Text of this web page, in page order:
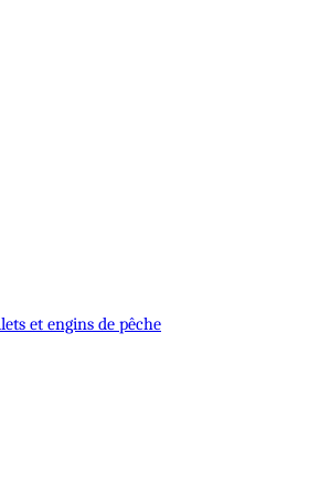
et engins de pêche